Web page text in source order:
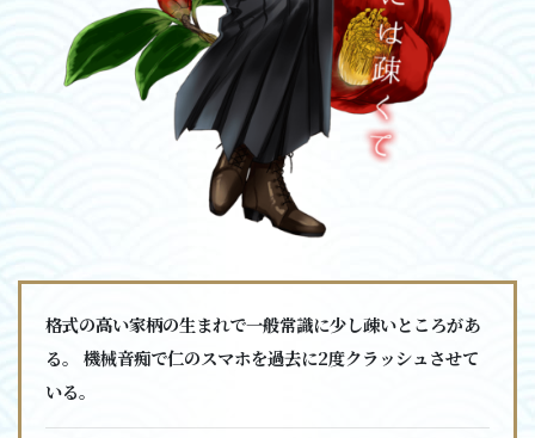
格式の高い家柄の生まれで一般常識に少し疎いところがあ
る。 機械音痴で仁のスマホを過去に2度クラッシュさせて
いる。